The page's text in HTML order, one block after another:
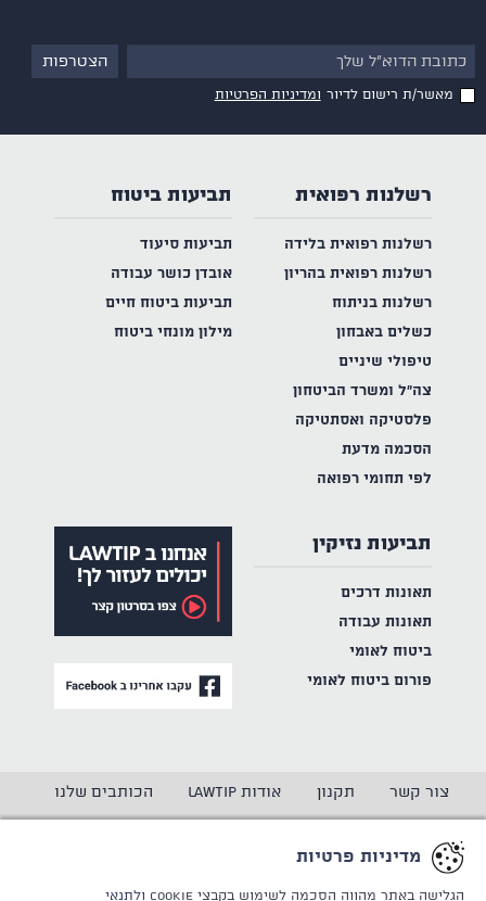
מאשר/ת רישום לדיור ומדיניות הפרטיות
רשלנות רפואית
רשלנות רפואית בלידה
רשלנות רפואית בהריון
רשלנות בניתוח
כשלים באבחון
טיפולי שיניים
צה"ל ומשרד הביטחון
פלסטיקה ואסתטיקה
הסכמה מדעת
לפי תחומי רפואה
תביעות ביטוח
תביעות סיעוד
אובדן כושר עבודה
תביעות ביטוח חיים
מילון מונחי ביטוח
תביעות נזיקין
תאונות דרכים
תאונות עבודה
ביטוח לאומי
פורום ביטוח לאומי
צור קשר תקנון אודות LAWTIP הכותבים שלנו
מדיניות פרטיות
הגלישה באתר מהווה הסכמה לשימוש בקבצי Cookie ולתנאי